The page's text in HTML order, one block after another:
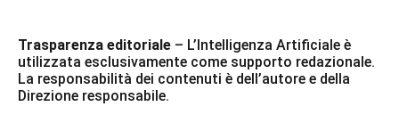
Trasparenza editoriale – L’Intelligenza Artificiale è
utilizzata esclusivamente come supporto redazionale.
La responsabilità dei contenuti è dell’autore e della
Direzione responsabile.